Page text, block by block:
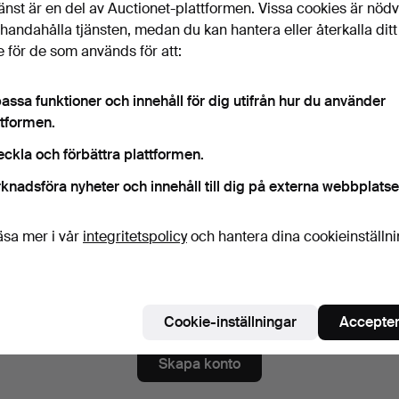
Visa lösenord i
på nyhetsbrev från Helsingborgs
auktionskataloger, inbjudningar till evenemang och nyheter. Om du
enkelt avsluta prenumerationen.
experttips, utvalda föremål och inspiration. Om du ångrar dig kan du
.
Skapa konto
är en del av Auctionet-plattformen. Vissa cookies är
tjänsten, medan du kan hantera eller återkalla ditt
för de som används för att:
funktioner och innehåll för dig utifrån hur du använder
och förbättra plattformen.
nyheter och innehåll till dig på externa
mer i vår integritetspolicyoch hantera dina
Cookie-inställningar